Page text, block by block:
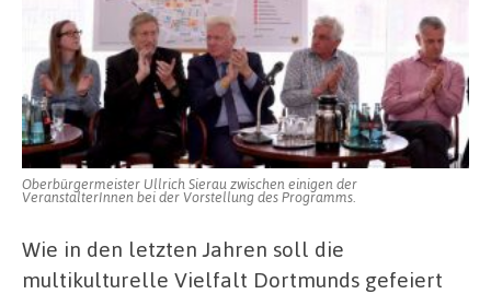
Oberbürgermeister Ullrich Sierau zwischen einigen der
VeranstalterInnen bei der Vorstellung des Programms.
Wie in den letzten Jahren soll die
multikulturelle Vielfalt Dortmunds gefeiert